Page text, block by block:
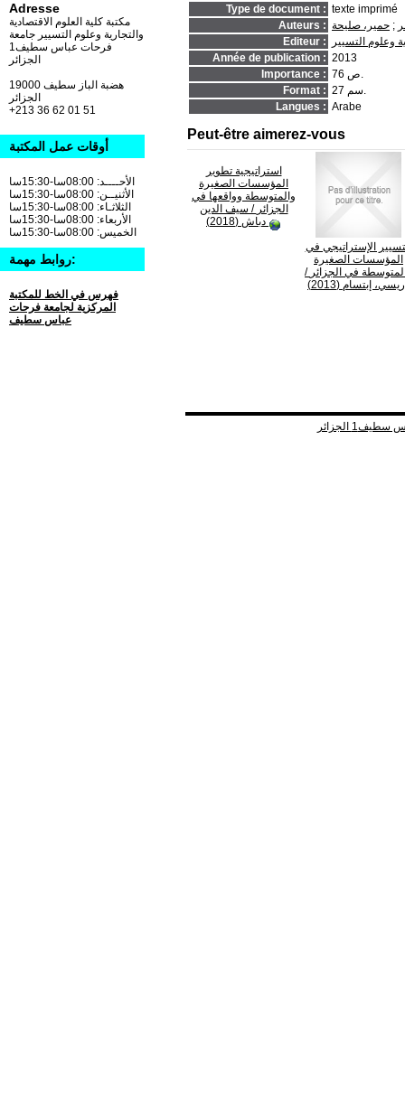
Type de document : texte imprimé
Auteurs :
; حمير، صليحة
Editeur :
وعلوم التسيير
Année de publication : 2013
Importance :
76 ص.
Format :
27 سم.
Langues : Arabe
Peut-être aimerez-vous
استراتيجية تطوير
المؤسسات الصغيرة
والمتوسطة وواقعها في
الجزائر / سيف الدين
دباش (2018)
الإستراتيجي في
المؤسسات الصغيرة
في الجزائر /
إبتسام (2013)
Adresse
مكتبة كلية العلوم الاقتصادية
والتجارية وعلوم التسيير جامعة
فرحات عباس سطيف1
الجزائر
19000 هضبة الباز سطيف
+213 36 62 01 51
أوقات عمل المكتبة
الأحــــد: 08:00سا-15:30سا
الأثنيــن: 08:00سا-15:30سا
الثلاثـاء: 08:00سا-15:30سا
الأربعاء: 08:00سا-15:30سا
الخميس: 08:00سا-15:30سا
روابط مهمة:
فهرس في الخط للمكتبة
المركزية لجامعة فرحات
عباس سطيف